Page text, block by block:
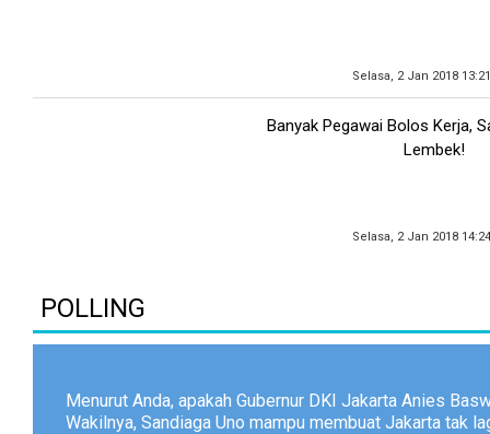
Selasa, 2 Jan 2018
Banyak Pegawai Bolos Kerja,
Lembek!
Selasa, 2 Jan 2018
POLLING
Menurut Anda, apakah Gubernur DKI Jakarta Anies
Wakilnya, Sandiaga Uno mampu membuat Jakarta tak